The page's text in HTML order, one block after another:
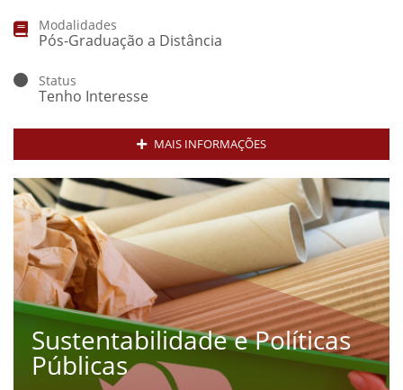
Modalidades
Pós-Graduação a Distância
Status
Tenho Interesse
MAIS INFORMAÇÕES
Sustentabilidade e Políticas
Públicas